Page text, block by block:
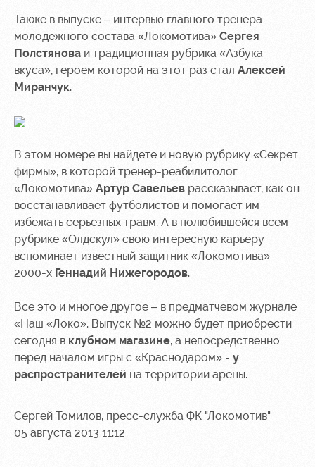
площадей
Ледовый
дворец
Занятия
Руководство
Контакты
Академии
Парковка
Карта
болельщика
для
болельщиков
МГН
Также в выпуске – интервью главного тренера
молодежного состава «Локомотива» Сергея
Полстянова и традиционная рубрика «Азбука
вкуса», героем которой на этот раз стал Алексей
Миранчук.
В этом номере вы найдете и новую рубрику «Секрет
фирмы», в которой тренер-реабилитолог
«Локомотива» Артур Савельев рассказывает, как он
восстанавливает футболистов и помогает им
избежать серьезных травм. А в полюбившейся всем
рубрике «Олдскул» свою интересную карьеру
вспоминает известный защитник «Локомотива»
2000-х Геннадий Нижегородов.
Все это и многое другое – в предматчевом журнале
«Наш «Локо». Выпуск №2 можно будет приобрести
сегодня в клубном магазине, а непосредственно
перед началом игры с «Краснодаром» - у
распространителей на территории арены.
Сергей Томилов, пресс-служба ФК "Локомотив"
05 августа 2013 11:12